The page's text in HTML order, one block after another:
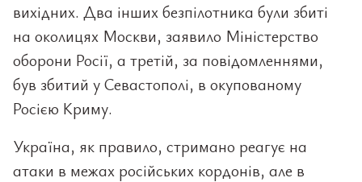
вихідних. Два інших безпілотника були збиті
на околицях Москви, заявило Міністерство
оборони Росії, а третій, за повідомленнями,
був збитий у Севастополі, в окупованому
Росією Криму.
Україна, як правило, стримано реагує на
атаки в межах російських кордонів, але в